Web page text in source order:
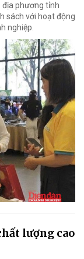
địa phương tỉnh
sách với hoạt động
nghiệp.
lượng cao